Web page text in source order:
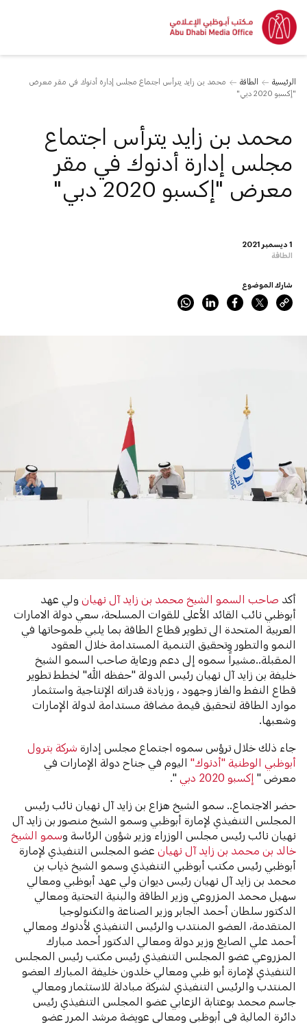
الرئيسية الطاقة
محمد بن زايد يترأس اجتماع مجلس إدارة أدنوك في مقر معرض
"إكسبو 2020 دبي"
الطاقة
محمد بن زايد يترأس اجتماع
مجلس إدارة أدنوك في مقر
معرض "إكسبو 2020 دبي"
شارك الموضوع
أكدصاحب السمو الشيخ محمد بن زايد آل نهيانولي عهد
أبوظبي نائب القائد الأعلى للقوات المسلحة، سعي دولة الامارات
العربية المتحدة الى تطوير قطاع الطاقة بما يلبي طموحاتها في
النمو والتطور وتحقيق التنمية المستدامة خلال العقود
المقبلة..مشيراً سموه إلى دعم ورعاية صاحب السمو الشيخ
خليفة بن زايد آل نهيان رئيس الدولة "حفظه الله" لخطط تطوير
قطاع النفط والغاز وجهود ، وزيادة قدراته الإنتاجية واستثمار
موارد الطاقة لتحقيق قيمة مضافة مستدامة لدولة الإمارات
وشعبها.
جاء ذلك خلال ترؤس سموه اجتماع مجلس إدارةشركة بترول
أبوظبي الوطنية "أدنوك"اليوم في جناح دولة الإمارات في
معرض "إكسبو 2020 دبي ".
حضر الاجتماع.. سمو الشيخ هزاع بن زايد آل نهيان نائب رئيس
المجلس التنفيذي لإمارة أبوظبي وسمو الشيخ منصور بن زايد آل
نهيان نائب رئيس مجلس الوزراء وزير شؤون الرئاسة وسمو الشيخ
خالد بن محمد بن زايد آل نهيانعضو المجلس التنفيذي لإمارة
أبوظبي رئيس مكتب أبوظبي التنفيذي وسمو الشيخ ذياب بن
محمد بن زايد آل نهيان رئيس ديوان ولي عهد أبوظبي ومعالي
سهيل محمد المزروعي وزير الطاقة والبنية التحتية ومعالي
الدكتور سلطان أحمد الجابر وزير الصناعة والتكنولوجيا
المتقدمة، العضو المنتدب والرئيس التنفيذي لأدنوك ومعالي
أحمد علي الصايغ وزير دولة ومعالي الدكتور أحمد مبارك
المزروعي عضو المجلس التنفيذي رئيس مكتب رئيس المجلس
التنفيذي لإمارة أبو ظبي ومعالي خلدون خليفة المبارك العضو
المنتدب والرئيس التنفيذي لشركة مبادلة للاستثمار ومعالي
جاسم محمد بوعتابة الزعابي عضو المجلس التنفيذي رئيس
دائرة المالية في أبوظبي ومعالي عويضة مرشد المرر عضو